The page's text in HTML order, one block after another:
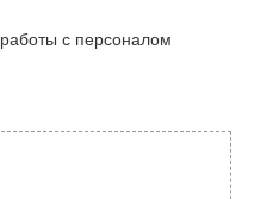
с персоналом